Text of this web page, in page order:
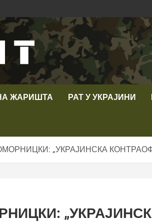
ЖАРИШТА РАТ У УКРАЈИНИ
„УКРАЈИНСКА